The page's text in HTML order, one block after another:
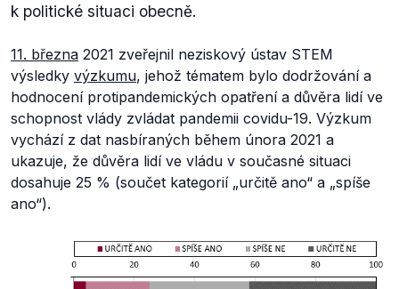
k politické situaci obecně.
11. března 2021 zveřejnil neziskový ústav STEM
výsledky výzkumu, jehož tématem bylo dodržování a
hodnocení protipandemických opatření a důvěra lidí ve
schopnost vlády zvládat pandemii covidu-19. Výzkum
vychází z dat nasbíraných během února 2021 a
ukazuje, že důvěra lidí ve vládu v současné situaci
dosahuje 25 % (součet kategorií „určitě ano“ a „spíše
ano“).